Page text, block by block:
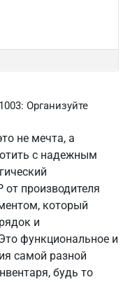
Организуйте
не мечта, а
с надежным
производителя
который
и
функциональное и
самой разной
будь то